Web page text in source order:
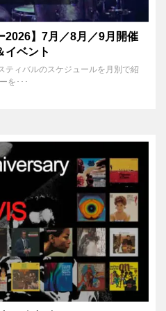
2026】7月／8月／9月開催
イベント
ティバルのスケジュールを月別で紹
を･･･